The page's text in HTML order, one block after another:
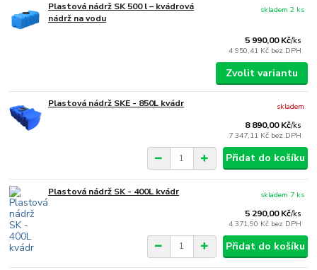
Plastová nádrž SK 500 l – kvádrová
nádrž na vodu
5 990,00 Kč/ks
4 950,41 Kč bez DPH
skladem 2 ks
Zvolit variantu
Plastová nádrž SKE - 850L kvádr
8 890,00 Kč/ks
7 347,11 Kč bez DPH
skladem
Přidat do košíku
Plastová nádrž SK - 400L kvádr
5 290,00 Kč/ks
4 371,90 Kč bez DPH
skladem 7 ks
Přidat do košíku